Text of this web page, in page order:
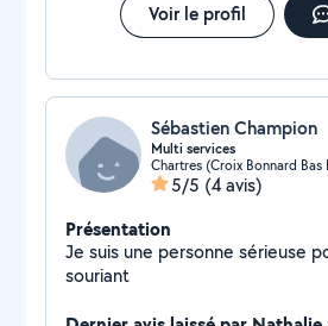
Voir le profil
Sébastien Champion
Multi services
Chartres (Croix Bonnard Bas
5/5 (4 avis)
Présentation
Je suis une personne sérieuse
souriant